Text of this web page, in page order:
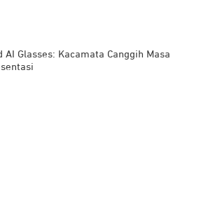
AI Glasses: Kacamata Canggih Masa